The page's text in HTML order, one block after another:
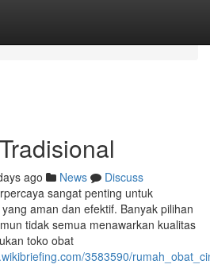
ago News
Discuss
sangat penting untuk
aman dan efektif. Banyak pilihan
tidak semua menawarkan kualitas
toko obat
3583590/